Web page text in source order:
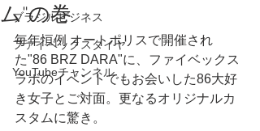
ブラジルビジネス
ファイベックスタイヤ
YouTubeチャンネル
ム"の巻
毎年恒例 オートポリスで開催され
た"86 BRZ DARA"に、ファイベックス
ラボのイベントでもお会いした86大好
き女子とご対面。更なるオリジナルカ
スタムに驚き。